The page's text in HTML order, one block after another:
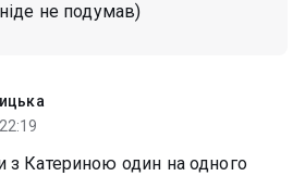
ніде не подумав)
з Катериною один на одного